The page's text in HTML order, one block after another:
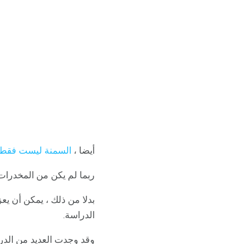
أيضا ، السمنة ليست
ربما لم يكن من
بدلا من ذلك ، يمكن أن
الدراسة.
وقد وجدت العديد من